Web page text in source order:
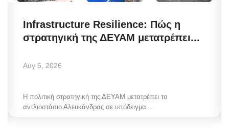
Infrastructure Resilience: Πώς η
στρατηγική της ΔΕΥΑΜ μετατρέπει...
Αυγ 5, 2026
Η πολιτική στρατηγική της ΔΕΥΑΜ μετατρέπει το
αντλιοστάσιο Αλευκάνδρας σε υπόδειγμα...